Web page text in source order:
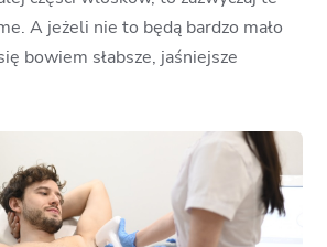
A jeżeli nie to będą bardzo mało
bowiem słabsze, jaśniejsze